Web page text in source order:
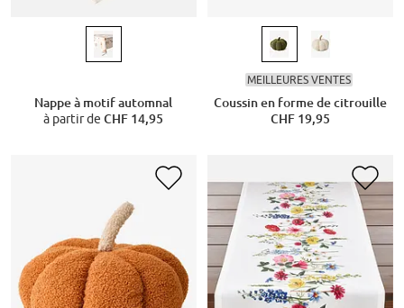
Nappe à motif automnal
à partir deCHF 14,95
MEILLEURES VENTES
Coussin en forme de citrouille
CHF 19,95